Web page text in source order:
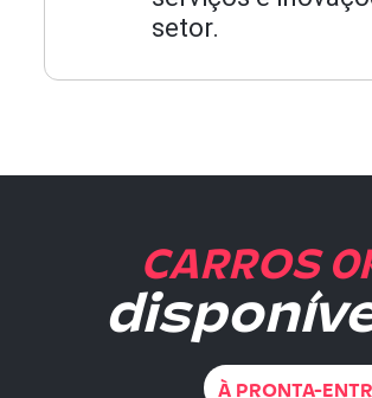
setor.
CARROS
À PRONTA-